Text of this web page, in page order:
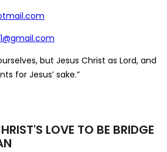
but Jesus Christ as Lord, and
for Jesus’ sake.”
LOVE TO BE BRIDGE